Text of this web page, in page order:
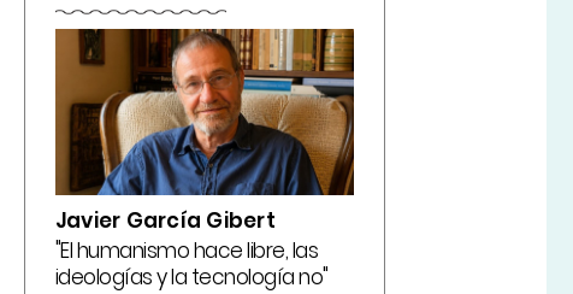
Javier García Gibert
"El humanismo hace libre, las
ideologías y la tecnología no"